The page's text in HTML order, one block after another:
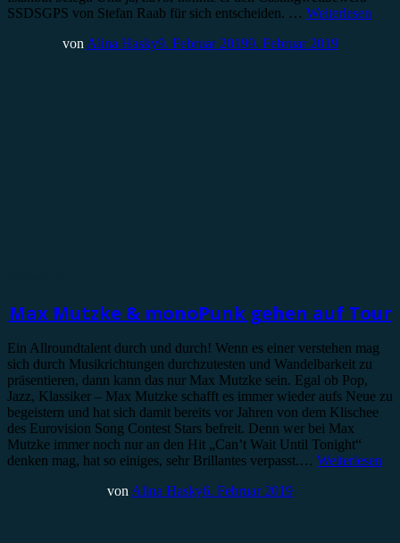
SSDSGPS von Stefan Raab für sich entscheiden. … Weiterlesen
vonAlina Hasky9. Februar 20199. Februar 2019
Max Mutzke & monoPunk gehen auf Tour
Ein Allroundtalent durch und durch! Wenn es einer verstehen mag
sich durch Musikrichtungen durchzutesten und Wandelbarkeit zu
präsentieren, dann kann das nur Max Mutzke sein. Egal ob Pop,
Jazz, Klassiker – Max Mutzke schafft es immer wieder aufs Neue zu
begeistern und hat sich damit bereits vor Jahren von dem Klischee
des Eurovision Song Contest Stars befreit. Denn wer bei Max
Mutzke immer noch nur an den Hit „Can’t Wait Until Tonight“
denken mag, hat so einiges, sehr Brillantes verpasst.… Weiterlesen
von Alina Hasky6. Februar 2019